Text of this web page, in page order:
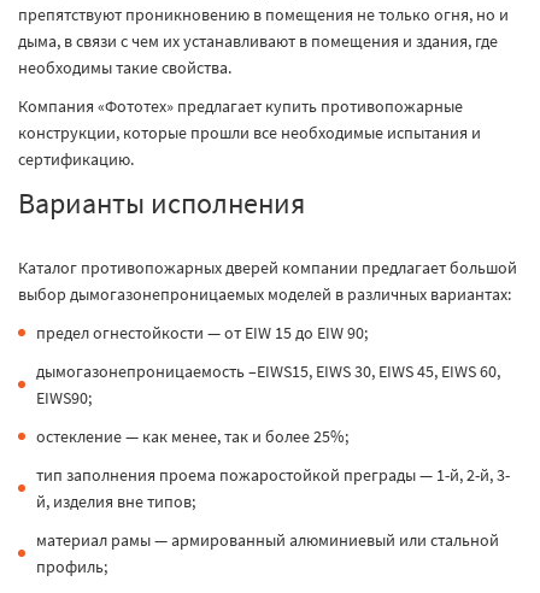
препятствуют проникновению в помещения не только огня, но и
дыма, в связи с чем их устанавливают в помещения и здания, где
необходимы такие свойства.
Компания «Фототех» предлагает купить противопожарные
конструкции, которые прошли все необходимые испытания и
сертификацию.
Варианты исполнения
Каталог противопожарных дверей компании предлагает большой
выбор дымогазонепроницаемых моделей в различных вариантах:
предел огнестойкости — от EIW 15 до EIW 90;
дымогазонепроницаемость –EIWS15, EIWS 30, EIWS 45, EIWS 60,
EIWS90;
остекление — как менее, так и более 25%;
тип заполнения проема пожаростойкой преграды — 1-й, 2-й, 3-
й, изделия вне типов;
материал рамы — армированный алюминиевый или стальной
профиль;